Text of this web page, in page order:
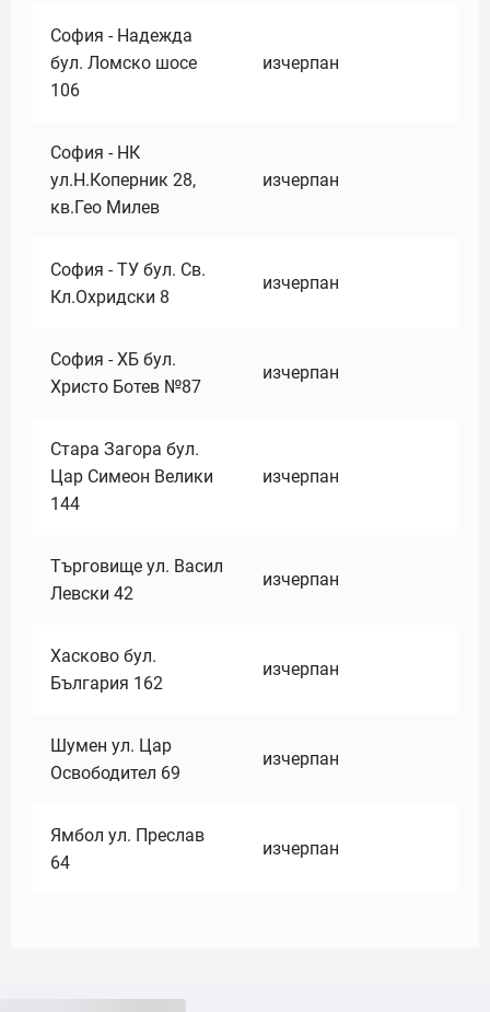
София - Надежда
бул. Ломско шосе
106
изчерпан
София - НК
ул.Н.Коперник 28,
кв.Гео Милев
изчерпан
София - ТУ бул. Св.
Кл.Охридски 8
изчерпан
София - ХБ бул.
Христо Ботев №87
изчерпан
Стара Загора бул.
Цар Симеон Велики
144
изчерпан
Търговище ул. Васил
Левски 42
изчерпан
Хасково бул.
България 162
изчерпан
Шумен ул. Цар
Освободител 69
изчерпан
Ямбол ул. Преслав
64
изчерпан